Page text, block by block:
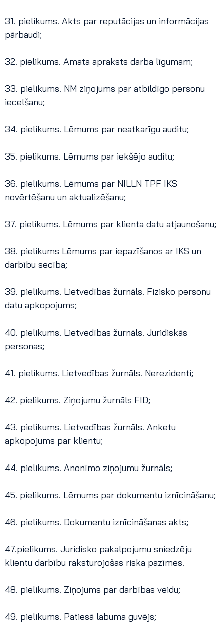
31. pielikums. Akts par reputācijas un informācijas
pārbaudi;
32. pielikums. Amata apraksts darba līgumam;
33. pielikums. NM ziņojums par atbildīgo personu
iecelšanu;
34. pielikums. Lēmums par neatkarīgu auditu;
35. pielikums. Lēmums par iekšējo auditu;
36. pielikums. Lēmums par NILLN TPF IKS
novērtēšanu un aktualizēšanu;
37. pielikums. Lēmums par klienta datu atjaunošanu;
38. pielikums Lēmums par iepazīšanos ar IKS un
darbību secība;
39. pielikums. Lietvedības žurnāls. Fizisko personu
datu apkopojums;
40. pielikums. Lietvedības žurnāls. Juridiskās
personas;
41. pielikums. Lietvedības žurnāls. Nerezidenti;
42. pielikums. Ziņojumu žurnāls FID;
43. pielikums. Lietvedības žurnāls. Anketu
apkopojums par klientu;
44. pielikums. Anonīmo ziņojumu žurnāls;
45. pielikums. Lēmums par dokumentu iznīcināšanu;
46. pielikums. Dokumentu iznīcināšanas akts;
47.pielikums. Juridisko pakalpojumu sniedzēju
klientu darbību raksturojošas riska pazīmes.
48. pielikums. Ziņojums par darbības veidu;
49. pielikums. Patiesā labuma guvējs;